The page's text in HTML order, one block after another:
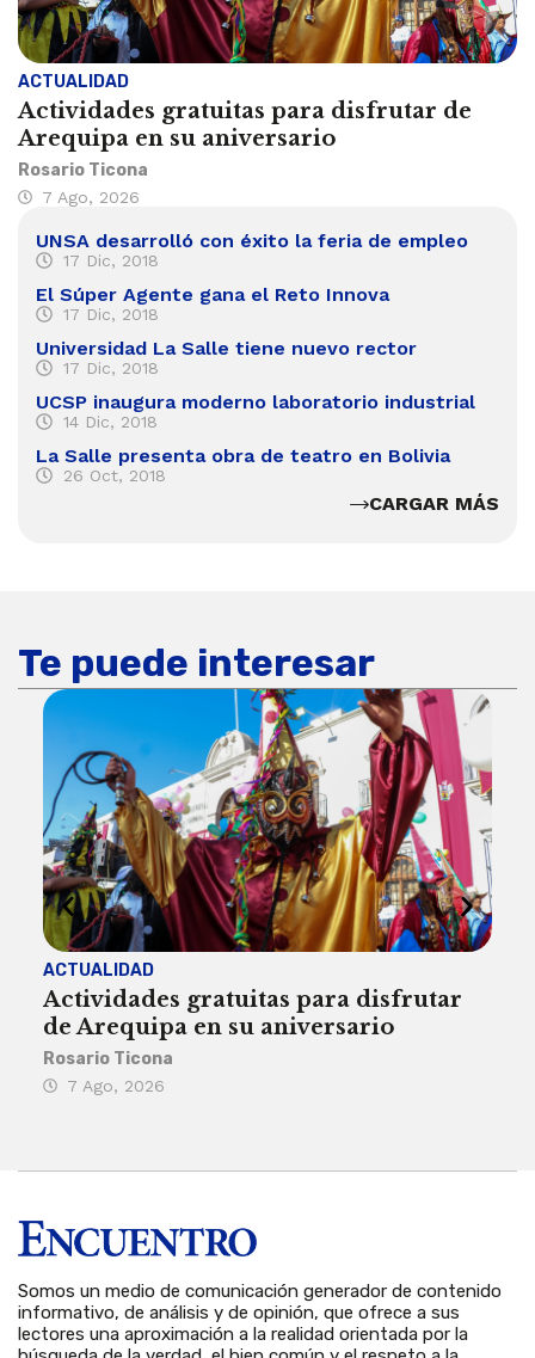
ACTUALIDAD
Actividades gratuitas para disfrutar de
Arequipa en su aniversario
Rosario Ticona
7 Ago, 2026
UNSA desarrolló con éxito la feria de empleo
17 Dic, 2018
El Súper Agente gana el Reto Innova
17 Dic, 2018
Universidad La Salle tiene nuevo rector
17 Dic, 2018
UCSP inaugura moderno laboratorio industrial
14 Dic, 2018
La Salle presenta obra de teatro en Bolivia
26 Oct, 2018
CARGAR MÁS
Te puede interesar
ACTUALIDAD
Actividades gratuitas para disfrutar
de Arequipa en su aniversario
Rosario Ticona
7 Ago, 2026
Somos un medio de comunicación generador de contenido
informativo, de análisis y de opinión, que ofrece a sus
lectores una aproximación a la realidad orientada por la